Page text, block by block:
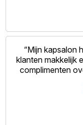
“Mijn kapsalon
klanten makkelijk
complimenten